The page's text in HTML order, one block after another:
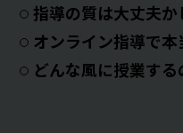
指導の質は大丈夫か
オンライン指導で
どんな風に授業す